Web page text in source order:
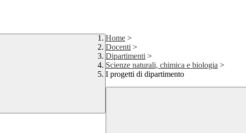
Home >
Docenti >
Dipartimenti >
Scienze naturali, chimica e biologia >
I progetti di dipartimento